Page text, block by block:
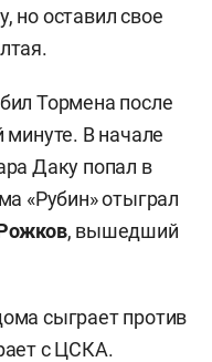
но оставил свое
Тормена после
минуте. В начале
Даку попал в
«Рубин» отыграл
, вышедший
сыграет против
с ЦСКА.